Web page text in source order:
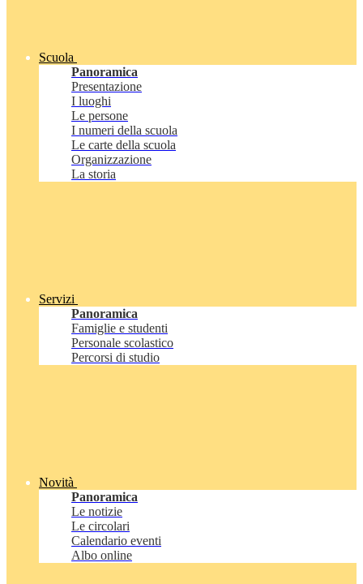
Scuola
Panoramica
Presentazione
I luoghi
Le persone
I numeri della scuola
Le carte della scuola
Organizzazione
La storia
Servizi
Panoramica
Famiglie e studenti
Personale scolastico
Percorsi di studio
Novità
Panoramica
Le notizie
Le circolari
Calendario eventi
Albo online